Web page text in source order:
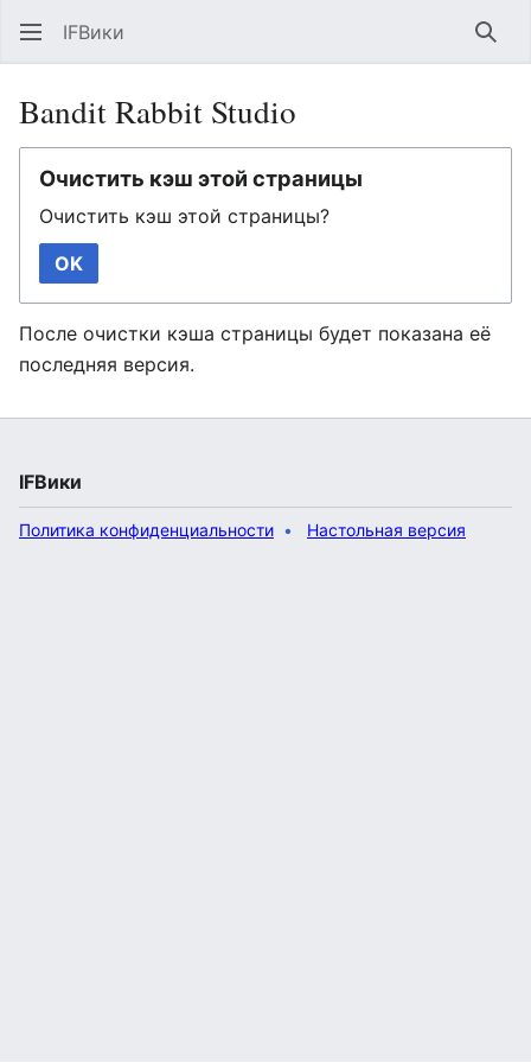
IFВики
Bandit Rabbit Studio
Очистить кэш этой страницы
Очистить кэш этой страницы?
OK
После очистки кэша страницы будет показана её
последняя версия.
IFВики
Политика конфиденциальности Настольная версия